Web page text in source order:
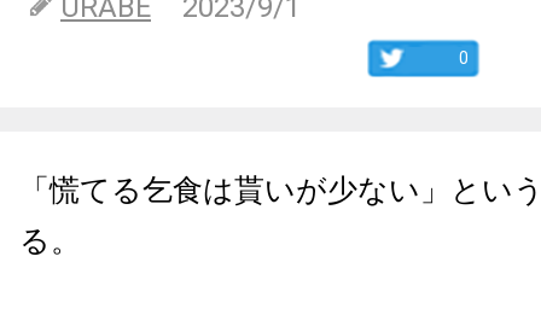
URABE
2023/9/1
0
「慌てる乞食は貰いが少ない」とい
る。